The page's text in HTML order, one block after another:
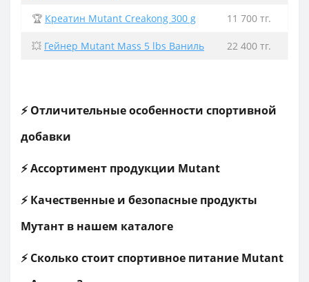
🏆 Креатин Mutant Creakong 300 g 11 700 тг.
💥 Гейнер Mutant Mass 5 lbs Ваниль 22 400 тг.
⚡ Отличительные особенности спортивной
добавки
⚡ Ассортимент продукции Mutant
⚡ Качественные и безопасные продукты
Мутант в нашем каталоге
⚡ Сколько стоит спортивное питание Mutant